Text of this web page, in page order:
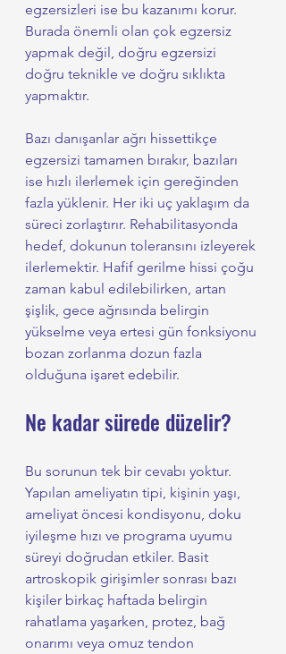
egzersizleri ise bu kazanımı korur.
Burada önemli olan çok egzersiz
yapmak değil, doğru egzersizi
doğru teknikle ve doğru sıklıkta
yapmaktır.
Bazı danışanlar ağrı hissettikçe
egzersizi tamamen bırakır, bazıları
ise hızlı ilerlemek için gereğinden
fazla yüklenir. Her iki uç yaklaşım da
süreci zorlaştırır. Rehabilitasyonda
hedef, dokunun toleransını izleyerek
ilerlemektir. Hafif gerilme hissi çoğu
zaman kabul edilebilirken, artan
şişlik, gece ağrısında belirgin
yükselme veya ertesi gün fonksiyonu
bozan zorlanma dozun fazla
olduğuna işaret edebilir.
Ne kadar sürede düzelir?
Bu sorunun tek bir cevabı yoktur.
Yapılan ameliyatın tipi, kişinin yaşı,
ameliyat öncesi kondisyonu, doku
iyileşme hızı ve programa uyumu
süreyi doğrudan etkiler. Basit
artroskopik girişimler sonrası bazı
kişiler birkaç haftada belirgin
rahatlama yaşarken, protez, bağ
onarımı veya omuz tendon